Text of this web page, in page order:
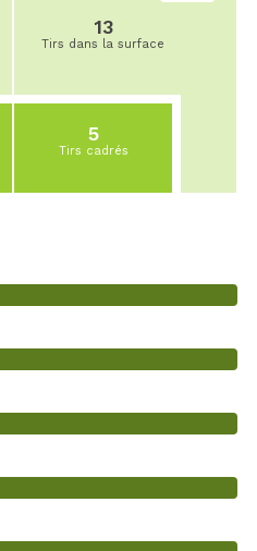
13
Tirs dans la surface
5
Tirs cadrés